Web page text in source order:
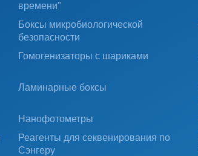
времени"
Боксы микробиологической
безопасности
Гомогенизаторы с шариками
Ламинарные боксы
Нанофотометры
Реагенты для секвенирования по
Сэнгеру